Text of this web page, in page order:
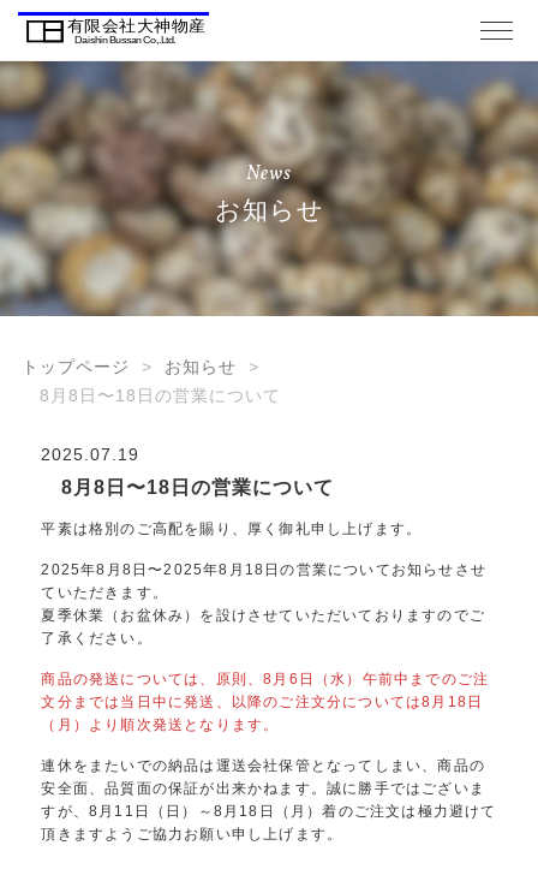
News
お知らせ
トップページ
お知らせ
8月8日〜18日の営業について
2025.07.19
8月8日〜18日の営業について
平素は格別のご高配を賜り、厚く御礼申し上げます。
2025年8月8日〜2025年8月18日の営業についてお知らせさせ
ていただきます。
夏季休業（お盆休み）を設けさせていただいておりますのでご
了承ください。
商品の発送については、原則、8月6日（水）午前中までのご注
文分までは当日中に発送、以降のご注文分については8月18日
（月）より順次発送となります。
連休をまたいでの納品は運送会社保管となってしまい、商品の
安全面、品質面の保証が出来かねます。誠に勝手ではございま
すが、8月11日（日）～8月18日（月）着のご注文は極力避けて
頂きますようご協力お願い申し上げます。